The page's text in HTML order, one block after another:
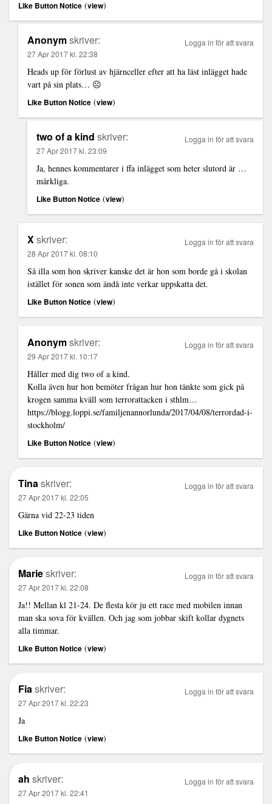
Like Button Notice (view)
Anonymskriver:
27 Apr 2017 kl. 22:38
Heads up för förlust av hjärnceller efter att ha läst inlägget hade
vart på sin plats… ☹️
Like Button Notice (view)
Logga in för att svara
two of a kind skriver:
27 Apr 2017 kl. 23:09
Ja, hennes kommentarer i ffa inlägget som heter slutord är …
märkliga.
Like Button Notice (view)
Logga in för att svara
Xskriver:
28 Apr 2017 kl. 08:10
Så illa som hon skriver kanske det är hon som borde gå i skolan
istället för sonen som ändå inte verkar uppskatta det.
Like Button Notice (view)
Logga in för att svara
Anonymskriver:
29 Apr 2017 kl. 10:17
Håller med dig two of a kind.
Kolla även hur hon bemöter frågan hur hon tänkte som gick på
krogen samma kväll som terrorattacken i sthlm…
https://blogg.loppi.se/familjenannorlunda/2017/04/08/terrordad-i-
stockholm/
Like Button Notice (view)
Logga in för att svara
Tinaskriver:
27 Apr 2017 kl. 22:05
Gärna vid 22-23 tiden
Like Button Notice (view)
Logga in för att svara
Marieskriver:
27 Apr 2017 kl. 22:08
Ja!! Mellan kl 21-24. De flesta kör ju ett race med mobilen innan
man ska sova för kvällen. Och jag som jobbar skift kollar dygnets
alla timmar.
Like Button Notice (view)
Logga in för att svara
Fiaskriver:
27 Apr 2017 kl. 22:23
Ja
Like Button Notice (view)
Logga in för att svara
ah skriver:
27 Apr 2017 kl. 22:41
Logga in för att svara